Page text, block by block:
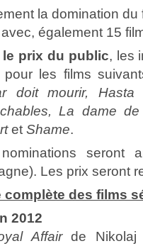
la domination
également 15
le prix du public, les
pour les films
doit mourir,
La dame
et Shame.
seront
Les prix seront
complète des films
2012
Affairde Nikolaj